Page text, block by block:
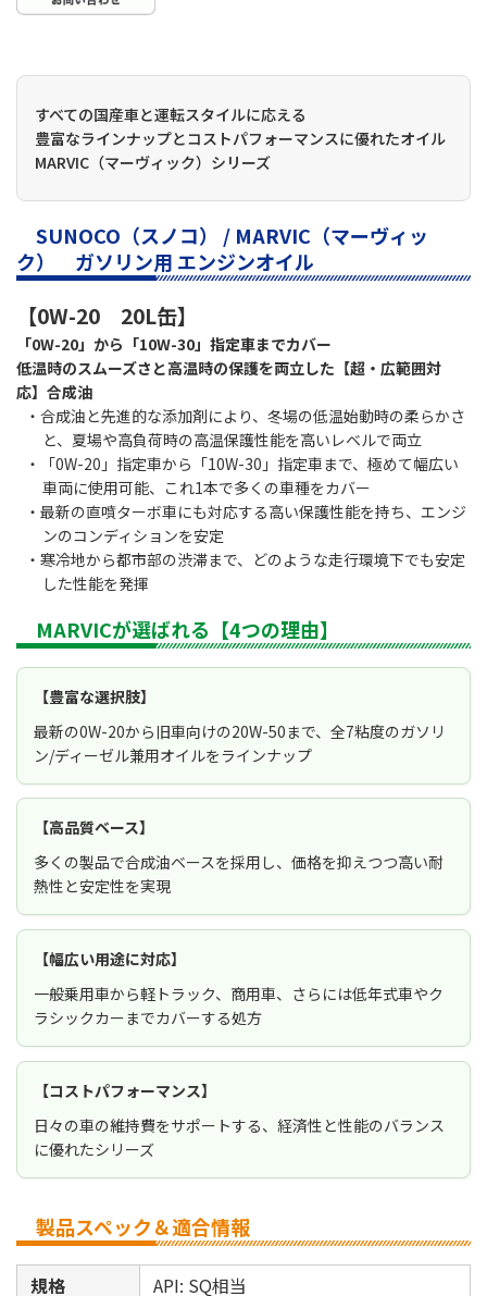
すべての国産車と運転スタイルに応える
豊富なラインナップとコストパフォーマンスに優れたオイル
MARVIC（マーヴィック）シリーズ
SUNOCO（スノコ） / MARVIC（マーヴィッ
ク） ガソリン用 エンジンオイル
【0W-20 20L缶】
「0W-20」から「10W-30」指定車までカバー
低温時のスムーズさと高温時の保護を両立した【超・広範囲対
応】合成油
・合成油と先進的な添加剤により、冬場の低温始動時の柔らかさ
と、夏場や高負荷時の高温保護性能を高いレベルで両立
・「0W-20」指定車から「10W-30」指定車まで、極めて幅広い
車両に使用可能、これ1本で多くの車種をカバー
・最新の直噴ターボ車にも対応する高い保護性能を持ち、エンジ
ンのコンディションを安定
・寒冷地から都市部の渋滞まで、どのような走行環境下でも安定
した性能を発揮
MARVICが選ばれる【4つの理由】
【豊富な選択肢】
最新の0W-20から旧車向けの20W-50まで、全7粘度のガソリ
ン/ディーゼル兼用オイルをラインナップ
【高品質ベース】
多くの製品で合成油ベースを採用し、価格を抑えつつ高い耐
熱性と安定性を実現
【幅広い用途に対応】
一般乗用車から軽トラック、商用車、さらには低年式車やク
ラシックカーまでカバーする処方
【コストパフォーマンス】
日々の車の維持費をサポートする、経済性と性能のバランス
に優れたシリーズ
製品スペック＆適合情報
規格
API: SQ相当